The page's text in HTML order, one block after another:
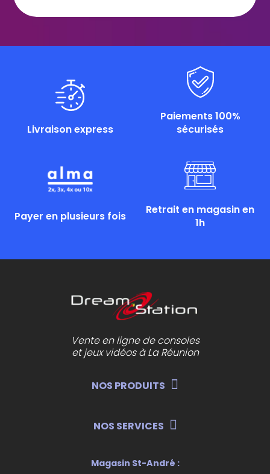
Livraison express
Paiements 100%
sécurisés
Payer en plusieurs fois
Retrait en magasin en
1h
Vente en ligne de consoles
et jeux vidéos à La Réunion
NOS PRODUITS
NOS SERVICES
Magasin St-André :